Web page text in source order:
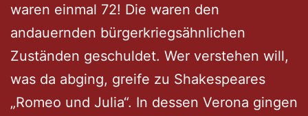
waren einmal 72! Die waren den
andauernden bürgerkriegsähnlichen
Zuständen geschuldet. Wer verstehen will,
was da abging, greife zu Shakespeares
„Romeo und Julia“. In dessen Verona gingen